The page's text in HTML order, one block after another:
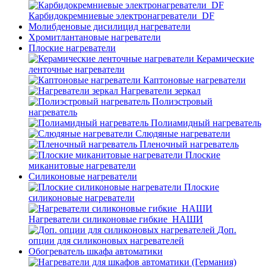
Карбидокремниевые электронагреватели_DF
Молибденовые дисилицид нагреватели
Хромитлантановые нагреватели
Плоские нагреватели
Керамические
ленточные нагреватели
Каптоновые нагреватели
Нагреватели зеркал
Полиэстровый
нагреватель
Полиамидный нагреватель
Слюдяные нагреватели
Пленочный нагреватель
Плоские
миканитовые нагреватели
Силиконовые нагреватели
Плоские
силиконовые нагреватели
Нагреватели силиконовые гибкие_НАШИ
Доп.
опции для силиконовых нагревателей
Обогреватель шкафа автоматики